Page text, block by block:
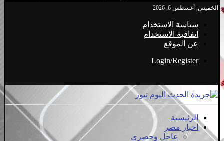
الخميس, أغسطس 6, 2026
سياسة الاستخدام
اتفاقية الاستخدام
عن الموقع
Login/Register
الرئيسية
اخبار مصر
عاجل وحصري